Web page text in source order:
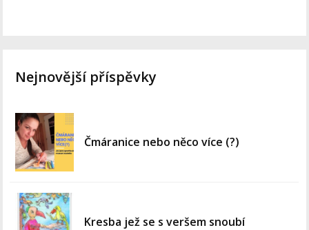
Nejnovější příspěvky
Čmáranice nebo něco více (?)
Kresba jež se s veršem snoubí